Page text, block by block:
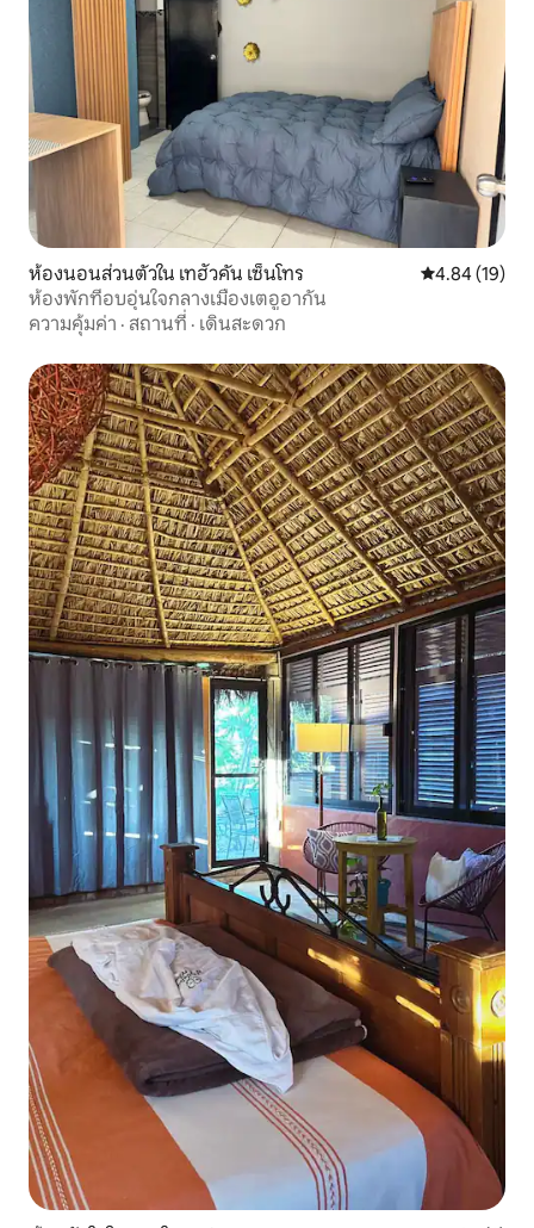
ห้องนอนส่วนตัวใน เทฮัวคัน เซ็นโทร คะแนนเฉลี่ย
4.84 (19)
ห้องพักที่อบอุ่นใจกลางเมืองเตอูอากัน
ความคุ้มค่า · สถานที่ · เดินสะดวก